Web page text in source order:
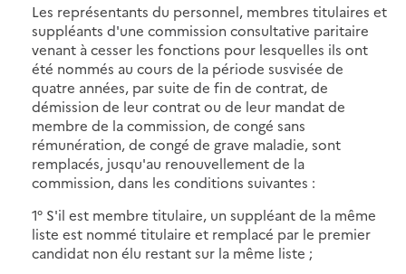
Les représentants du personnel, membres titulaires et
suppléants d'une commission consultative paritaire
venant à cesser les fonctions pour lesquelles ils ont
été nommés au cours de la période susvisée de
quatre années, par suite de fin de contrat, de
démission de leur contrat ou de leur mandat de
membre de la commission, de congé sans
rémunération, de congé de grave maladie, sont
remplacés, jusqu'au renouvellement de la
commission, dans les conditions suivantes :
1° S'il est membre titulaire, un suppléant de la même
liste est nommé titulaire et remplacé par le premier
candidat non élu restant sur la même liste ;